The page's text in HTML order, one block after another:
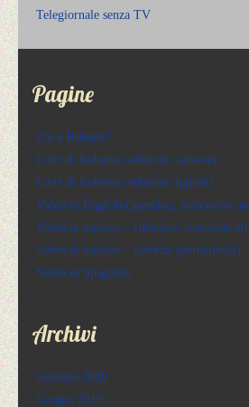
Telegiornale senza TV
Pagine
Chi è Roberto?
Libri di Roberto (edizioni cartacee)
Libri di Roberto (edizioni digitali)
Video in English (speeches, interviews
Video in italiano – (discorsi, interviste
Video in italiano – (servizi giornalistici)
Video in Spagnolo
Archivi
Gennaio 2020
Giugno 2019